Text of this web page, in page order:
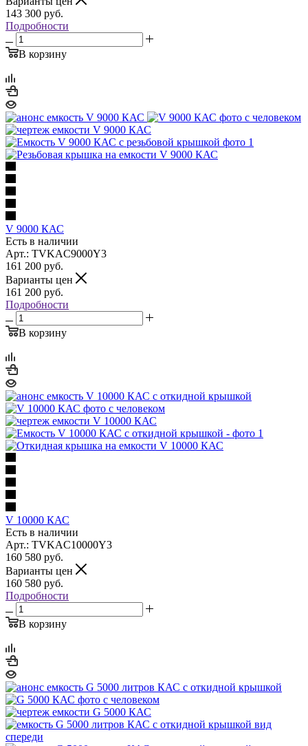
143 300 руб.
Подробности
В корзину
V 9000 КАС
Есть в наличии
Арт.: TVKAC9000Y3
161 200 руб.
Варианты цен
161 200 руб.
Подробности
В корзину
V 10000 КАС
Есть в наличии
Арт.: TVKAC10000Y3
160 580 руб.
Варианты цен
160 580 руб.
Подробности
В корзину